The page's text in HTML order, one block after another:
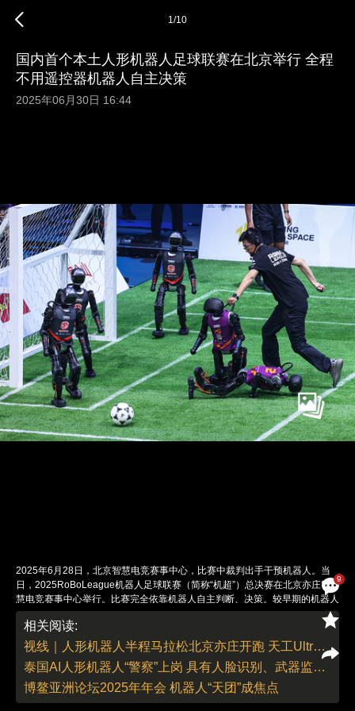
9
1/10
国内首个本土人形机器人足球联赛在北京举行 全程
不用遥控器机器人自主决策
2025年06月30日 16:44
2025年6月28日，北京智慧电竞赛事中心，比赛中裁判出手干预机器人。当
日，2025RoBoLeague机器人足球联赛（简称“机超”）总决赛在北京亦庄智
慧电竞赛事中心举行。比赛完全依靠机器人自主判断、决策。较早期的机器人
足球赛（如RoboCup）有两项技术突破：一是所有参赛机器人摔倒后无需人
类干预，能自主完成跌倒爬起动作；二是采用AI视觉裁判与传感器融合判罚机
制，将单次判罚响应时间缩短至0.3秒，较传统赛事减少70%的中断时间。
图：WU HAO/视觉中国
责任编辑：李丛汛 | 版面编辑：李丛汛
相关阅读:
视线｜人形机器人半程马拉松北京亦庄开跑 天工Ultra 2小时40分夺冠
泰国AI人形机器人“警察”上岗 具有人脸识别、武器监测等功能
博鳌亚洲论坛2025年年会 机器人“天团”成焦点